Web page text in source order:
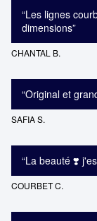
“Les lignes
dimensions”
CHANTAL B.
“Original et
SAFIA S.
“La beauté ❣️
COURBET C.